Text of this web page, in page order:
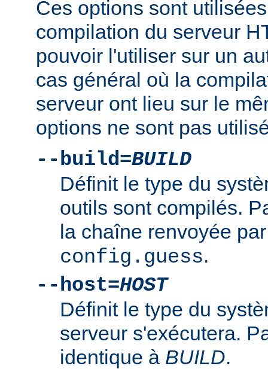
Ces options sont
compilation du serveur
pouvoir l'utiliser sur un
cas général où la
serveur ont lieu sur le
options ne sont pas
--build=BUILD
Définit le type du
outils sont compilés.
la chaîne renvoyée
config.guess.
--host=HOST
Définit le type du
serveur s'exécutera.
identique à BUILD.